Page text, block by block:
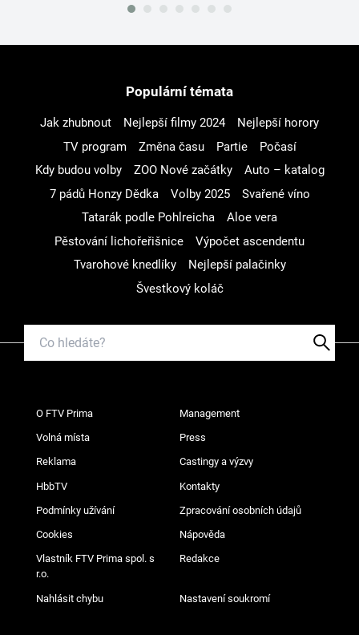
Populární témata
Jak zhubnout Nejlepší filmy 2024
Nejlepší horory
TV program
Změna času Partie
Počasí
Kdy budou volby
ZOO Nové začátky
Auto – katalog
7 pádů Honzy Dědka
Volby 2025
Svařené víno
Tatarák podle Pohlreicha
Aloe vera
Pěstování lichořeřišnice
Výpočet ascendentu
Tvarohové knedlíky
Nejlepší palačinky
Švestkový koláč
O FTV Prima Management
Volná místa Press
Reklama Castingy a výzvy
HbbTV Kontakty
Podmínky užívání Zpracování osobních údajů
Cookies Nápověda
Vlastník FTV Prima spol. s
r.o.
Redakce
Nahlásit chybu Nastavení soukromí